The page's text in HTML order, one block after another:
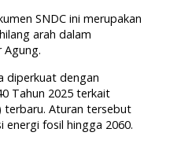
SNDC ini merupakan
arah dalam
Agung.
diperkuat dengan
Tahun 2025 terkait
terbaru. Aturan tersebut
energi fosil hingga 2060.